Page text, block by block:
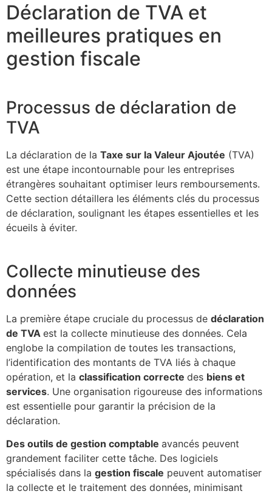
Déclaration de TVA et
meilleures pratiques en
gestion fiscale
Processus de déclaration de
TVA
La déclaration de la Taxe sur la Valeur Ajoutée (TVA)
est une étape incontournable pour les entreprises
étrangères souhaitant optimiser leurs remboursements.
Cette section détaillera les éléments clés du processus
de déclaration, soulignant les étapes essentielles et les
écueils à éviter.
Collecte minutieuse des
données
La première étape cruciale du processus de déclaration
de TVA est la collecte minutieuse des données. Cela
englobe la compilation de toutes les transactions,
l’identification des montants de TVA liés à chaque
opération, et la classification correcte des biens et
services. Une organisation rigoureuse des informations
est essentielle pour garantir la précision de la
déclaration.
Des outils de gestion comptable avancés peuvent
grandement faciliter cette tâche. Des logiciels
spécialisés dans la gestion fiscale peuvent automatiser
la collecte et le traitement des données, minimisant